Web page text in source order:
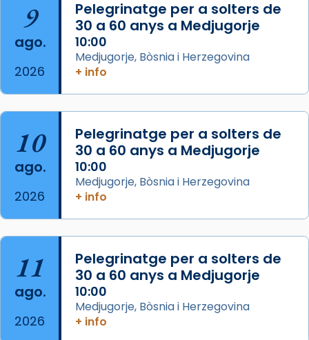
Mataró en reivindicarà les relíq
...Ver más
Foto
View on Facebook · Share
Jaume, fill de Zebedeu, és juntament amb el
seu germà Joan i Pere un dels que
acompanyava més de prop Jesús.
Segons el llibre dels Fets (12,2) fou el primer
apòstol màrtir, decapitat a Jerusalem per
Herodes Agripa (vers l'any 44).
Patró de Galícia, després de les invasions
musulmanes fou venerat com a patró dels
Regnes castellans i més tard de tota
Espanya.
9
ago.
2026
Pelegrinatge per a solters de
30 a 60 anys a Medjugorje
10:00
Medjugorje, Bòsnia i Herzegovina
+ info
10
ago.
2026
Pelegrinatge per a solters de
30 a 60 anys a Medjugorje
10:00
Medjugorje, Bòsnia i Herzegovina
+ info
11
ago.
2026
Pelegrinatge per a solters de
30 a 60 anys a Medjugorje
10:00
Medjugorje, Bòsnia i Herzegovina
+ info